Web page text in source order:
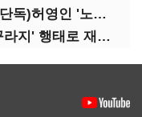
(SPC 노조탄압 공판 100회)⑦(단독)허영인 '노조탄압' 재판 중인데…언론 제보했다고 '보복성 조치'
권영국 "허영인 SPC 회장 '법꾸라지' 행태로 재판 지연…'노조 탄압' 증거 쏟아져"